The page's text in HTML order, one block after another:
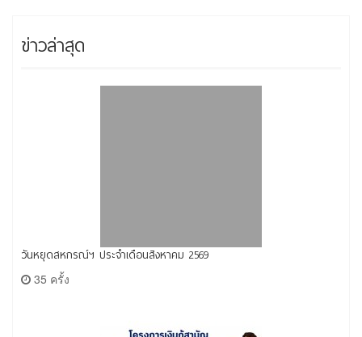
ข่าวล่าสุด
วันหยุดสหกรณ์ฯ ประจำเดือนสิงหาคม 2569
35 ครั้ง